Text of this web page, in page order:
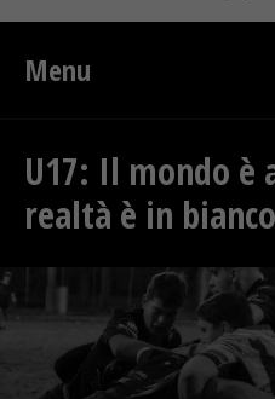
Menu
U17: Il mondo è
realtà è in